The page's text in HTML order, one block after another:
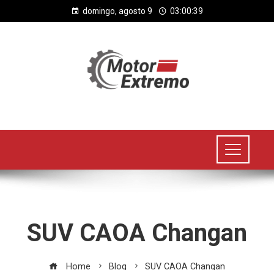
domingo, agosto 9 03:00:39
SUV CAOA Changan
Home Blog SUV CAOA Changan